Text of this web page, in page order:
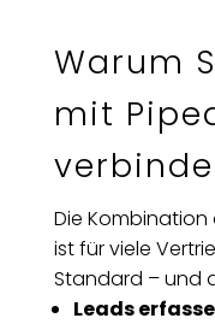
Warum
mit
Die Kombination
ist für viele
Standard – und
Leads